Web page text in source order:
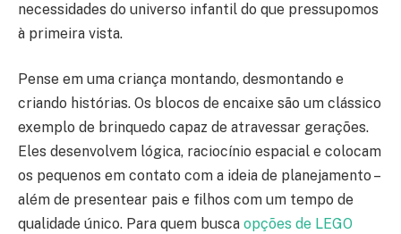
necessidades do universo infantil do que pressupomos
à primeira vista.
Pense em uma criança montando, desmontando e
criando histórias. Os blocos de encaixe são um clássico
exemplo de brinquedo capaz de atravessar gerações.
Eles desenvolvem lógica, raciocínio espacial e colocam
os pequenos em contato com a ideia de planejamento –
além de presentear pais e filhos com um tempo de
qualidade único. Para quem busca opções de LEGO